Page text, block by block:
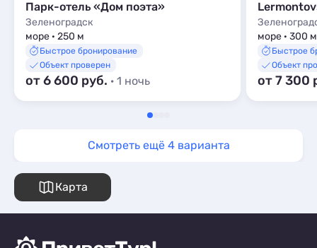
Парк-отель «Дом поэта»
Зеленоградск
море · 250 м
Быстрое бронирование
Объект проверен
от 6 600 руб. · 1 ночь
море · 300 м
Быстрое
Объект
от 7 300
Смотреть ещё 4 варианта
Карта